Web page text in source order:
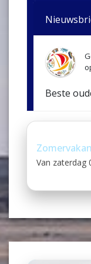
Beste
10-
Van zaterdag